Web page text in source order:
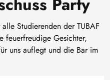
Studierenden der TUBAF
feuerfreudige Gesichter,
uns auflegt und die Bar im